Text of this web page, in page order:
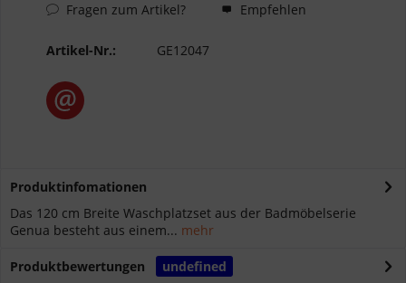
Fragen zum Artikel? Empfehlen
Artikel-Nr.: GE12047
Produktinfomationen
Das 120 cm Breite Waschplatzset aus der Badmöbelserie
Genua besteht aus einem... mehr
Produktbewertungen
undefined